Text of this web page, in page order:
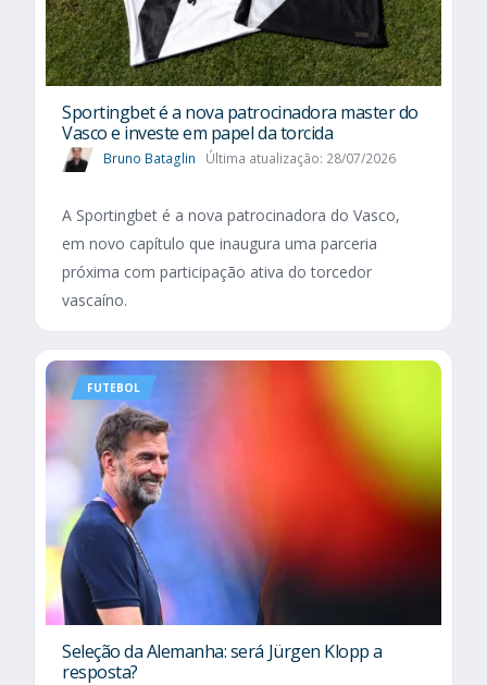
Sportingbet é a nova patrocinadora master do
Vasco e investe em papel da torcida
Bruno Bataglin Última atualização: 28/07/2026
A Sportingbet é a nova patrocinadora do Vasco,
em novo capítulo que inaugura uma parceria
próxima com participação ativa do torcedor
vascaíno.
FUTEBOL
Seleção da Alemanha: será Jürgen Klopp a
resposta?